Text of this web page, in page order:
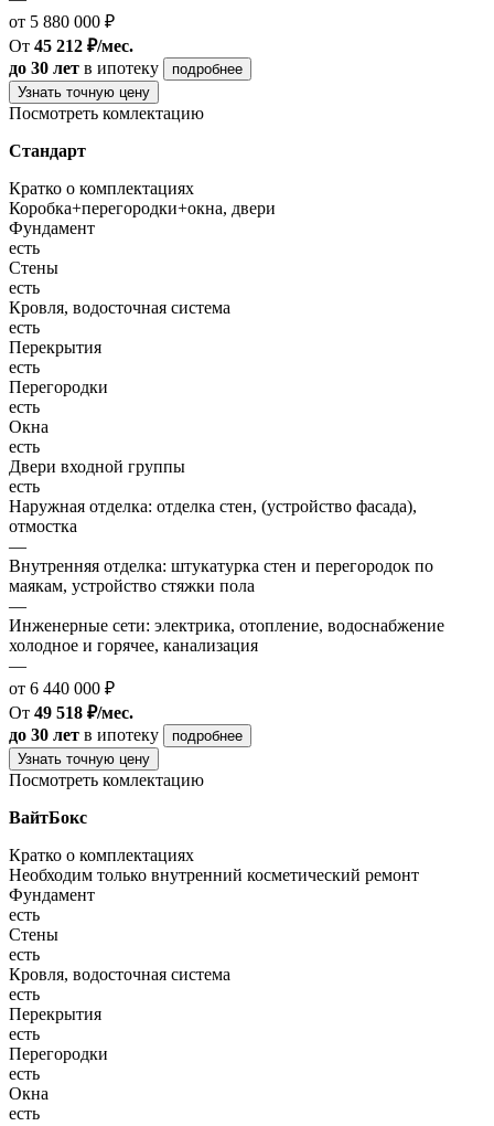
от 5 880 000 ₽
От 45 212 ₽/мес.
до 30 лет в ипотеку
подробнее
Узнать точную цену
Посмотреть комлектацию
Стандарт
Кратко о комплектациях
Коробка+перегородки+окна, двери
Фундамент
есть
Стены
есть
Кровля, водосточная система
есть
Перекрытия
есть
Перегородки
есть
Окна
есть
Двери входной группы
есть
Наружная отделка: отделка стен, (устройство фасада),
отмостка
—
Внутренняя отделка: штукатурка стен и перегородок по
маякам, устройство стяжки пола
—
Инженерные сети: электрика, отопление, водоснабжение
холодное и горячее, канализация
—
от 6 440 000 ₽
От 49 518 ₽/мес.
до 30 лет в ипотеку
подробнее
Узнать точную цену
Посмотреть комлектацию
ВайтБокс
Кратко о комплектациях
Необходим только внутренний косметический ремонт
Фундамент
есть
Стены
есть
Кровля, водосточная система
есть
Перекрытия
есть
Перегородки
есть
Окна
есть